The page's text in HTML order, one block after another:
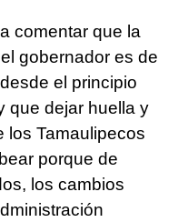
comentar que la
gobernador es de
el principio
que dejar huella y
los Tamaulipecos
porque de
los cambios